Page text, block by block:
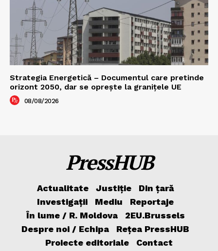
Strategia Energetică – Documentul care pretinde
orizont 2050, dar se oprește la granițele UE
08/08/2026
PressHUB
Actualitate Justiție
Din țară
Investigații
Mediu
Reportaje
În lume / R. Moldova
2EU.Brussels
Despre noi / Echipa
Rețea PressHUB
Proiecte editoriale
Contact